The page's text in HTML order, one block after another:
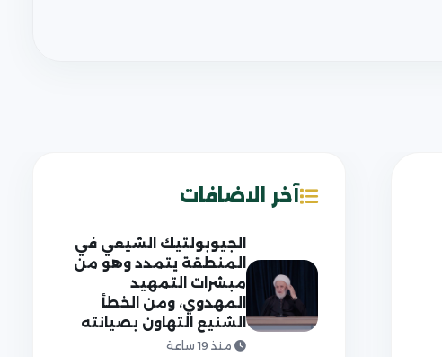
آخر الاضافات
الجيوبولتيك الشيعي في
المنطقة يتمدد وهو من
مبشرات التمهيد
المهدوي، ومن الخطأ
الشنيع التهاون بصيانته
منذ 19 ساعة